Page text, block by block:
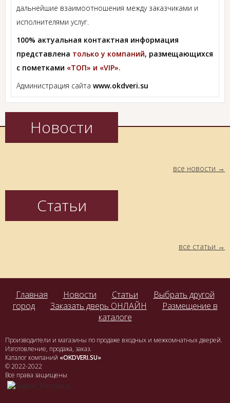
дальнейшие взаимоотношения между заказчиками и
исполнителями услуг.
100% актуальная контактная информация
представлена только у компаний, размещающихся
с пометками «ТОП» и «VIP».
Администрация сайта www.okdveri.su
Новости
все новости
Статьи
все статьи
Главная Новости Статьи
Выбрать другой
город
Заказать дверь ОНЛАЙН
Размещение в
каталоге
Производители и магазины по продаже входных и межкомнатных дверей.
Изготовление, продажа, заказ.
Каталог компаний «OKDVERI.SU»
© 2022-2022
Все права защищены